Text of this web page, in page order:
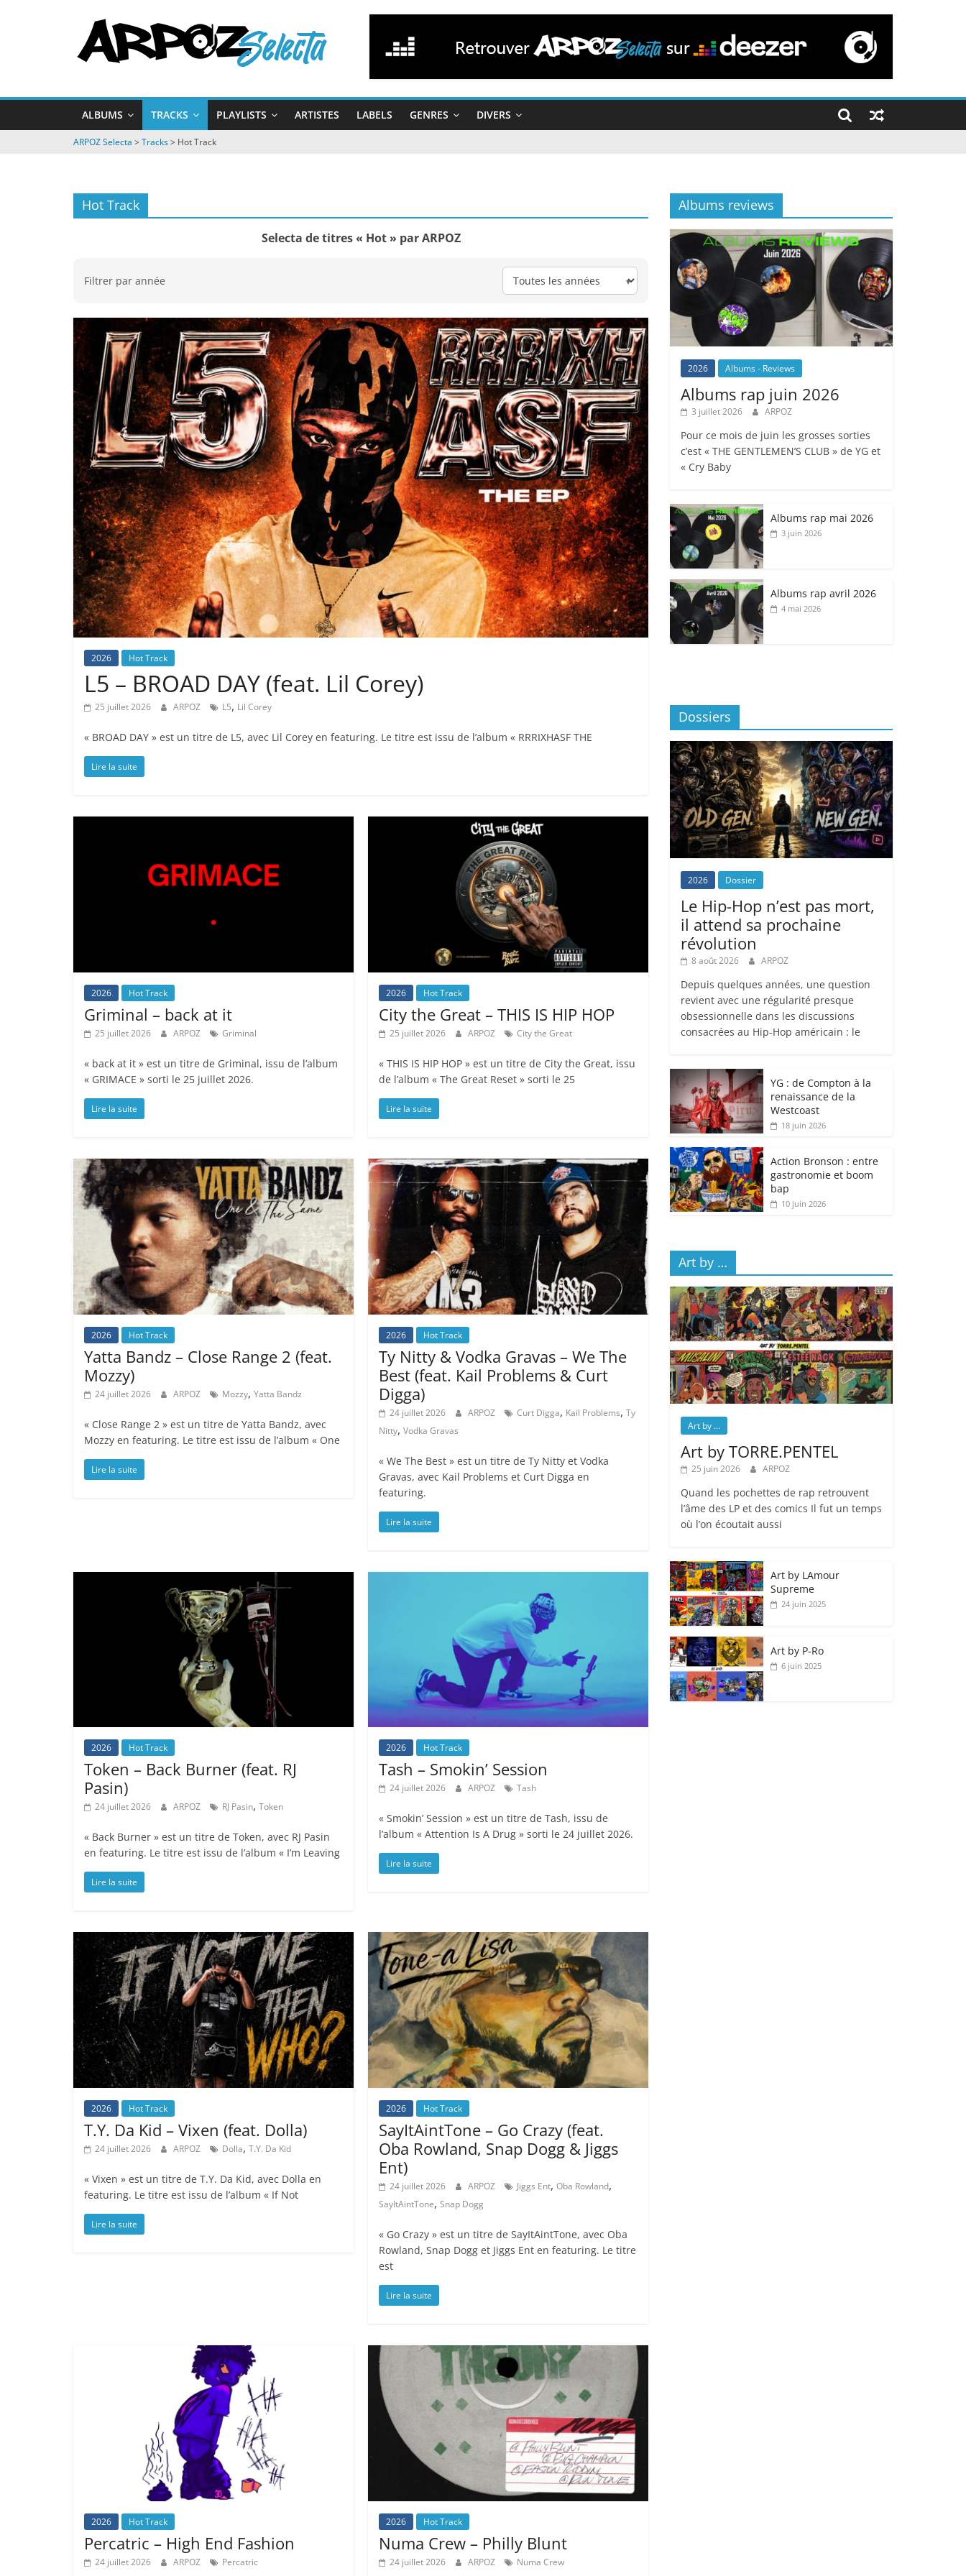
ARPOZ
Selecta
by
ARPOZ
&
ALBUMS TRACKS PLAYLISTS ARTISTES LABELS GENRES DIVERS
ARPOZ Selecta > Tracks> Hot Track
Hot Track
Selecta de titres « Hot » par ARPOZ
Filtrer par année
2026 Hot Track
L5 – BROAD DAY (feat. Lil Corey)
25 juillet 2026 ARPOZ L5, Lil Corey
« BROAD DAY » est un titre de L5, avec Lil Corey en featuring. Le titre est issu de l’album « RRRIXHASF THE
Lire la suite
2026 Hot Track
Griminal – back at it
25 juillet 2026 ARPOZ Griminal
« back at it » est un titre de Griminal, issu de l’album
« GRIMACE » sorti le 25 juillet 2026.
Lire la suite
2026 Hot Track
City the Great – THIS IS HIP HOP
25 juillet 2026 ARPOZ City the Great
« THIS IS HIP HOP » est un titre de City the Great, issu
de l’album « The Great Reset » sorti le 25
Lire la suite
2026 Hot Track
Yatta Bandz – Close Range 2 (feat.
Mozzy)
24 juillet 2026 ARPOZ Mozzy, Yatta Bandz
« Close Range 2 » est un titre de Yatta Bandz, avec
Mozzy en featuring. Le titre est issu de l’album « One
Lire la suite
2026 Hot Track
Ty Nitty & Vodka Gravas – We The
Best (feat. Kail Problems & Curt
Digga)
24 juillet 2026 ARPOZ Curt Digga, Kail Problems,Ty
Nitty,Vodka Gravas
« We The Best » est un titre de Ty Nitty et Vodka
Gravas, avec Kail Problems et Curt Digga en
featuring.
Lire la suite
2026 Hot Track
Token – Back Burner (feat. RJ
Pasin)
24 juillet 2026 ARPOZ RJ Pasin, Token
« Back Burner » est un titre de Token, avec RJ Pasin
en featuring. Le titre est issu de l’album « I’m Leaving
Lire la suite
2026 Hot Track
Tash – Smokin’ Session
24 juillet 2026 ARPOZ Tash
« Smokin’ Session » est un titre de Tash, issu de
l’album « Attention Is A Drug » sorti le 24 juillet 2026.
Lire la suite
2026 Hot Track
T.Y. Da Kid – Vixen (feat. Dolla)
24 juillet 2026 ARPOZ Dolla, T.Y. Da Kid
« Vixen » est un titre de T.Y. Da Kid, avec Dolla en
featuring. Le titre est issu de l’album « If Not
Lire la suite
2026 Hot Track
SayItAintTone – Go Crazy (feat.
Oba Rowland, Snap Dogg & Jiggs
Ent)
24 juillet 2026 ARPOZ Jiggs Ent,Oba Rowland,
SayItAintTone,Snap Dogg
« Go Crazy » est un titre de SayItAintTone, avec Oba
Rowland, Snap Dogg et Jiggs Ent en featuring. Le titre
est
Lire la suite
2026 Hot Track
Percatric – High End Fashion
24 juillet 2026 ARPOZ Percatric
2026 Hot Track
Numa Crew – Philly Blunt
24 juillet 2026 ARPOZ Numa Crew
Albums reviews
2026 Albums - Reviews
Albums rap juin 2026
3 juillet 2026 ARPOZ
Pour ce mois de juin les grosses sorties
c’est « THE GENTLEMEN’S CLUB » de YG et
« Cry Baby
Albums rap mai 2026
3 juin 2026
Albums rap avril 2026
4 mai 2026
Dossiers
2026 Dossier
Le Hip-Hop n’est pas mort,
il attend sa prochaine
révolution
8 août 2026 ARPOZ
Depuis quelques années, une question
revient avec une régularité presque
obsessionnelle dans les discussions
consacrées au Hip-Hop américain : le
YG : de Compton à la
renaissance de la
Westcoast
18 juin 2026
Action Bronson : entre
gastronomie et boom
bap
10 juin 2026
Art by …
Art by ...
Art by TORRE.PENTEL
25 juin 2026 ARPOZ
Quand les pochettes de rap retrouvent
l’âme des LP et des comics Il fut un temps
où l’on écoutait aussi
Art by LAmour
Supreme
24 juin 2025
Art by P‑Ro
6 juin 2025